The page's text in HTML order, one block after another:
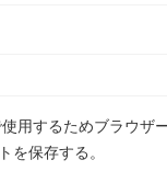
用するためブラウザ
を保存する。